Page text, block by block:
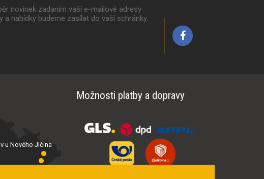
novinek zadaním vaší e-mailové adresy
a nabídky budeme zasílat do vaší schránky.
u Nového Jičína
Možnosti platby a dopravy